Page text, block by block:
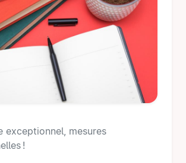
exceptionnel, mesures
!